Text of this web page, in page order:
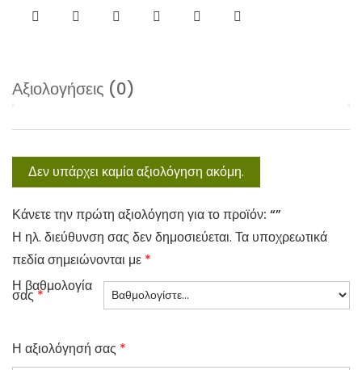
Αξιολογήσεις (0)
Δεν υπάρχει καμία αξιολόγηση ακόμη.
Κάνετε την πρώτη αξιολόγηση για το προϊόν: “”
Η ηλ. διεύθυνση σας δεν δημοσιεύεται. Τα υποχρεωτικά
πεδία σημειώνονται με *
Η βαθμολογία
σας*
Η αξιολόγησή σας *